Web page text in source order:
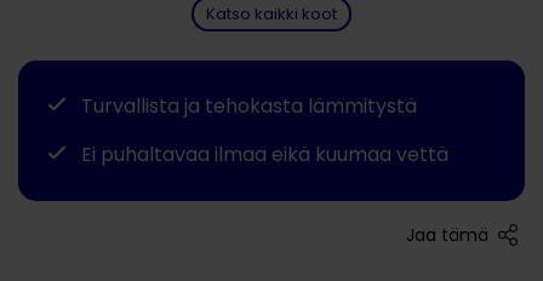
Katso kaikki koot
Turvallista ja tehokasta lämmitystä
Ei puhaltavaa ilmaa eikä kuumaa vettä
Jaa tämä